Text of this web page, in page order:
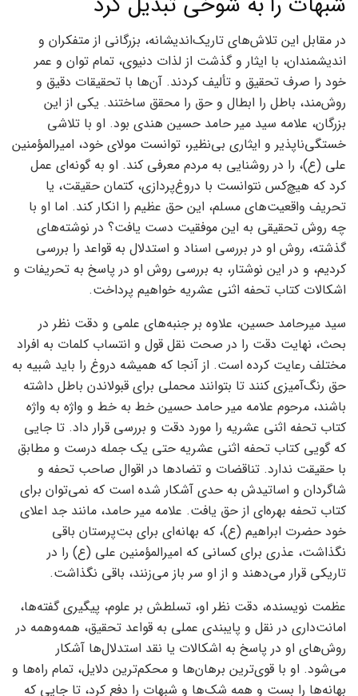
در مقابل این تلاش‌های تاریک‌اندیشانه، بزرگانی از متفکران و
اندیشمندان، با ایثار و گذشت از لذات دنیوی، تمام توان و عمر
خود را صرف تحقیق و تألیف کردند. آن‌ها با تحقیقات دقیق و
روش‌مند، باطل را ابطال و حق را محقق ساختند. یکی از این
بزرگان، علامه سید میر حامد حسین هندی بود. او با تلاشی
خستگی‌ناپذیر و ایثاری بی‌نظیر، توانست مولای خود، امیرالمؤمنین
علی (ع)، را در روشنایی به مردم معرفی کند. او به گونه‌ای عمل
کرد که هیچ‌کس نتوانست با دروغ‌پردازی، کتمان حقیقت، یا
تحریف واقعیت‌های مسلم، این حق عظیم را انکار کند. اما او با
چه روش تحقیقی به این موفقیت دست یافت؟ در نوشته‌های
گذشته، روش او در بررسی اسناد و استدلال به قواعد را بررسی
کردیم، و در این نوشتار، به بررسی روش او در پاسخ به تحریفات و
اشکالات کتاب تحفه اثنی عشریه خواهیم پرداخت.
سید میرحامد حسین، علاوه بر جنبه‌های علمی و دقت نظر در
بحث، نهایت دقت را در صحت نقل قول و انتساب کلمات به افراد
مختلف رعایت کرده است. از آنجا که همیشه دروغ را باید شبیه به
حق رنگ‌آمیزی کنند تا بتوانند محملی برای قبولاندن باطل داشته
باشند، مرحوم علامه میر حامد حسین خط به خط و واژه به واژه
کتاب تحفه اثنی عشریه را مورد دقت و بررسی قرار داد. تا جایی
که گویی کتاب تحفه اثنی عشریه حتی یک جمله درست و مطابق
با حقیقت ندارد. تناقضات و تضادها در اقوال صاحب تحفه و
شاگردان و اساتیدش به حدی آشکار شده است که نمی‌توان برای
کتاب تحفه بهره‌ای از حق یافت. علامه میر حامد، مانند جد اعلای
خود حضرت ابراهیم (ع)، که بهانه‌ای برای بت‌پرستان باقی
نگذاشت، عذری برای کسانی که امیرالمؤمنین علی (ع) را در
تاریکی قرار می‌دهند و از او سر باز می‌زنند، باقی نگذاشت.
عظمت نویسنده، دقت نظر او، تسلطش بر علوم، پیگیری گفته‌ها،
امانت‌داری در نقل و پایبندی عملی به قواعد تحقیق، همه‌وهمه در
روش‌های او در پاسخ به اشکالات یا نقد استدلال‌ها آشکار
می‌شود. او با قوی‌ترین برهان‌ها و محکم‌ترین دلایل، تمام راه‌ها و
بهانه‌ها را بست و همه شک‌ها و شبهات را دفع کرد، تا جایی که